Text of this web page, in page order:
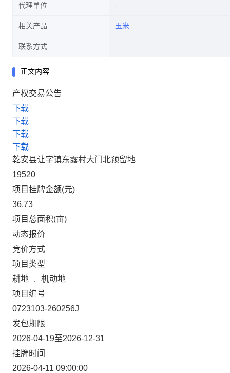
代理单位
相关产品 玉米
联系方式
正文内容
产权交易公告
下载
下载
下载
下载
乾安县让字镇东露村大门北预留地
19520
项目挂牌金额(元)
36.73
项目总面积(亩)
动态报价
竞价方式
项目类型
耕地 ﹒ 机动地
项目编号
0723103-260256J
发包期限
2026-04-19至2026-12-31
挂牌时间
2026-04-11 09:00:00